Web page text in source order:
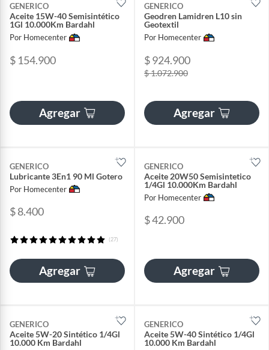
GENERICO
Aceite 15W-40 Semisintético
1Gl 10.000Km Bardahl
Por Homecenter
$ 154.900
Agregar
GENERICO
Geodren Lamidren L10 sin
Geotextil
Por Homecenter
$ 924.900
$ 1.072.900
Agregar
GENERICO
Lubricante 3En1 90 Ml Gotero
Por Homecenter
$ 8.400
(27)
Agregar
GENERICO
Aceite 20W50 Semisintetico
1/4Gl 10.000Km Bardahl
Por Homecenter
$ 42.900
Agregar
GENERICO
Aceite 5W-20 Sintético 1/4Gl
10.000 Km Bardahl
GENERICO
Aceite 5W-40 Sintético 1/4Gl
10.000 Km Bardahl